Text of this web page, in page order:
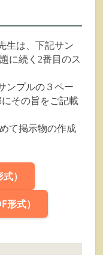
生は、下記サン
に続く2番目のス
ンプルの３ペー
その旨をご記載
て掲示物の作成
）
形式）